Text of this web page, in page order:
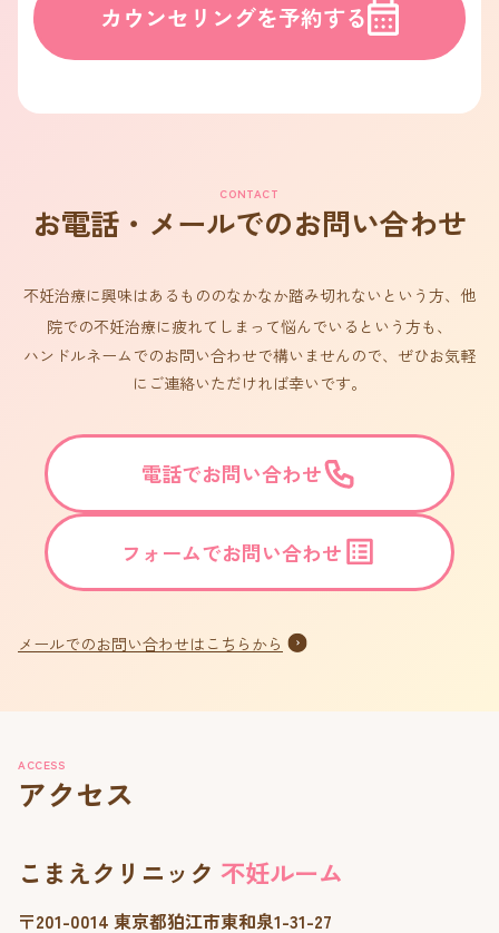
カウンセリングを予約する
CONTACT
お電話・メールでのお問い合わせ
不妊治療に興味はあるもののなかなか踏み切れないという方、他
院での不妊治療に疲れてしまって悩んでいるという方も、
ハンドルネームでのお問い合わせで構いませんので、ぜひお気軽
にご連絡いただければ幸いです。
電話でお問い合わせ
フォームでお問い合わせ
メールでのお問い合わせはこちらから
ACCESS
アクセス
こまえクリニック 不妊ルーム
〒201-0014 東京都狛江市東和泉1-31-27